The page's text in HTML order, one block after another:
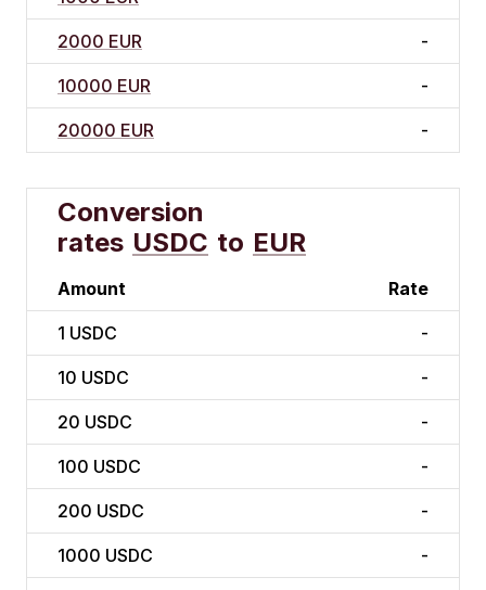
2000 EUR -
10000 EUR -
20000 EUR -
Conversion
rates USDC to EUR
Amount Rate
1 USDC -
10 USDC -
20 USDC -
100 USDC -
200 USDC -
1000 USDC -